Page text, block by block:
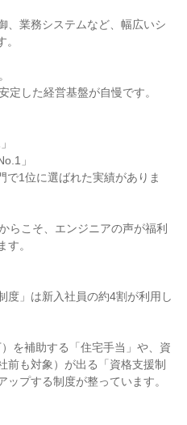
、業務システムなど、幅広いシ
定した経営基盤が自慢です。
」
で1位に選ばれた実績がありま
らこそ、エンジニアの声が福利
す。
度」は新入社員の約4割が利用し
を補助する「住宅手当」や、資
前も対象）が出る「資格支援制
プする制度が整っています。